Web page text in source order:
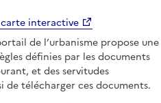
interactive
de l’urbanisme propose une
définies par les documents
et des servitudes
de télécharger ces documents.